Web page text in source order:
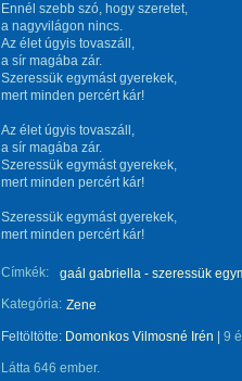
Ennél szebb szó, hogy szeretet,
a nagyvilágon nincs.
Az élet úgyis tovaszáll,
a sír magába zár.
Szeressük egymást gyerekek,
mert minden percért kár!
Az élet úgyis tovaszáll,
a sír magába zár.
Szeressük egymást gyerekek,
mert minden percért kár!
Szeressük egymást gyerekek,
mert minden percért kár!
Címkék:
gaál gabriella - szeressük
Kategória: Zene
Feltöltötte: Domonkos Vilmosné Irén 9
Látta 646 ember.